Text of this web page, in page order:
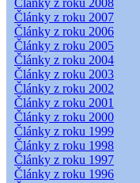
Články z roku 2008
Články z roku 2007
Články z roku 2006
Články z roku 2005
Články z roku 2004
Články z roku 2003
Články z roku 2002
Články z roku 2001
Články z roku 2000
Články z roku 1999
Články z roku 1998
Články z roku 1997
Články z roku 1996